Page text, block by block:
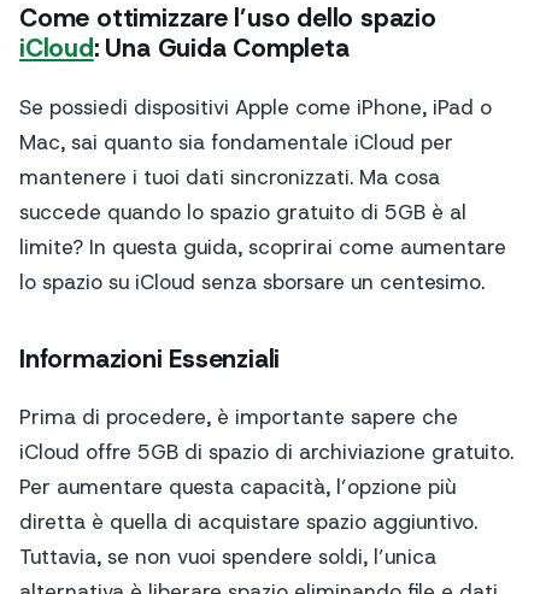
Come ottimizzare l’uso dello spazio
iCloud: Una Guida Completa
Se possiedi dispositivi Apple come iPhone, iPad o
Mac, sai quanto sia fondamentale iCloud per
mantenere i tuoi dati sincronizzati. Ma cosa
succede quando lo spazio gratuito di 5GB è al
limite? In questa guida, scoprirai come aumentare
lo spazio su iCloud senza sborsare un centesimo.
Informazioni Essenziali
Prima di procedere, è importante sapere che
iCloud offre 5GB di spazio di archiviazione gratuito.
Per aumentare questa capacità, l’opzione più
diretta è quella di acquistare spazio aggiuntivo.
Tuttavia, se non vuoi spendere soldi, l’unica